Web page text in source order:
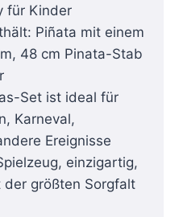
für Kinder
Piñata mit einem
48 cm Pinata-Stab
Set ist ideal für
Karneval,
Ereignisse
einzigartig,
größten Sorgfalt